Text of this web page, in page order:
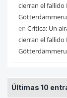
cierran el fallido
en Critica: Un
cierran el fallido
Últimas 10